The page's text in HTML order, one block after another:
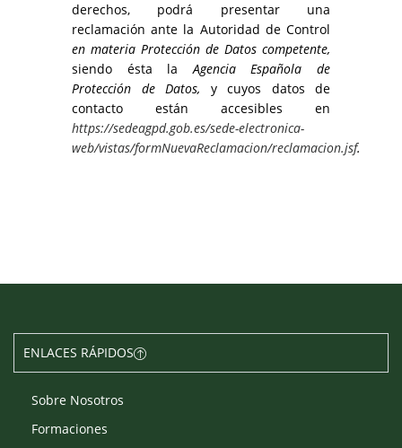
derechos, podrá presentar una
reclamación ante la Autoridad de Control
en materia Protección de Datos competente,
siendo ésta laAgencia Española de
Protección de Datos, y cuyos datos de
contacto están accesibles en
https://sedeagpd.gob.es/sede-electronica-
web/vistas/formNuevaReclamacion/reclamacion.jsf.
ENLACES RÁPIDOS
Sobre Nosotros
Formaciones